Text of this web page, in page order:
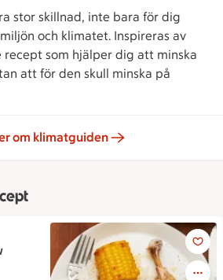
stor skillnad, inte bara för dig
och klimatet. Inspireras av
som hjälper dig att minska
att för den skull minska på
om klimatguiden
Kycklingklubba med